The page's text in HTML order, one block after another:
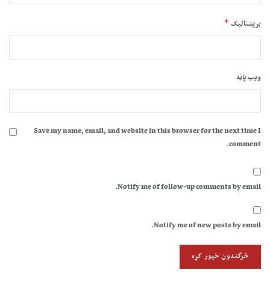
بریښنالیک*
ویب پاڼه
Save my name, email, and website in this browser for the next time I
comment.
Notify me of follow-up comments by email.
Notify me of new posts by email.